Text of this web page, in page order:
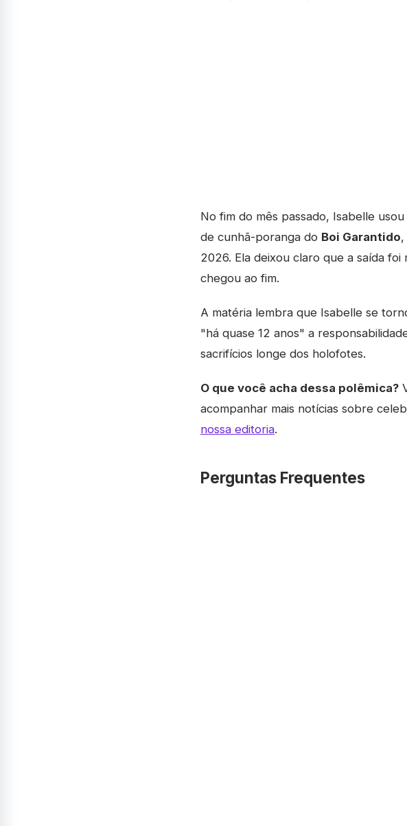
No fim do mês passado, Isabelle
de cunhã-poranga do Boi Garantido,
2026. Ela deixou claro que a saída
chegou ao fim.
A matéria lembra que Isabelle se
"há quase 12 anos" a
sacrifícios longe dos holofotes.
O que você acha dessa polêmica?
acompanhar mais notícias sobre
nossa editoria.
Perguntas Frequentes